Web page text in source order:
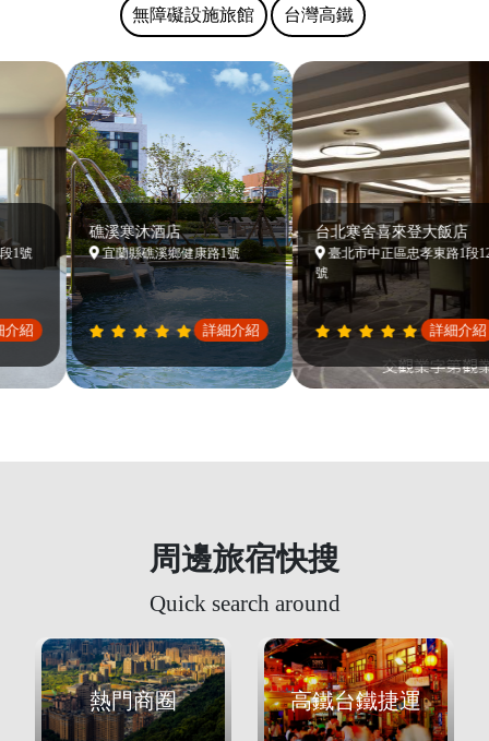
無障礙設施旅館 台灣高鐵
號
紹
礁溪寒沐酒店
宜蘭縣礁溪鄉健康路1號
詳細介紹
台北寒舍喜來登大飯店
臺北市中正區忠孝東路1段12
號
詳細介紹
周邊旅宿快搜
Quick search around
熱門商圈 高鐵台鐵捷運